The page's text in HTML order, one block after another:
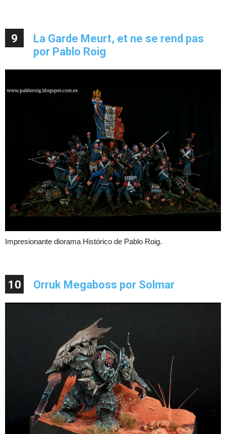
9
La Garde Meurt, et ne se rend pas
por Pablo Roig
Impresionante diorama Histórico de Pablo Roig.
10 Orruk Megaboss por Solmar